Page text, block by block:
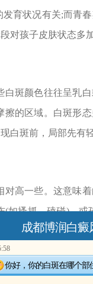
育状况有关;而青
对孩子皮肤状态多加
斑颜色往往呈乳白
的区域。白斑形
白斑前，局部先有
高一些。这意味着
如搔抓、磕碰)、或
出现自发性色素恢
成都博润白癜
你好，你的白斑在哪个部